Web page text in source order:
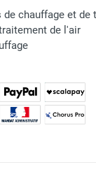
/
chauffage et de
de l'air